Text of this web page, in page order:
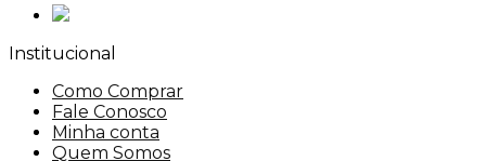
Institucional
Como Comprar
Fale Conosco
Minha conta
Quem Somos